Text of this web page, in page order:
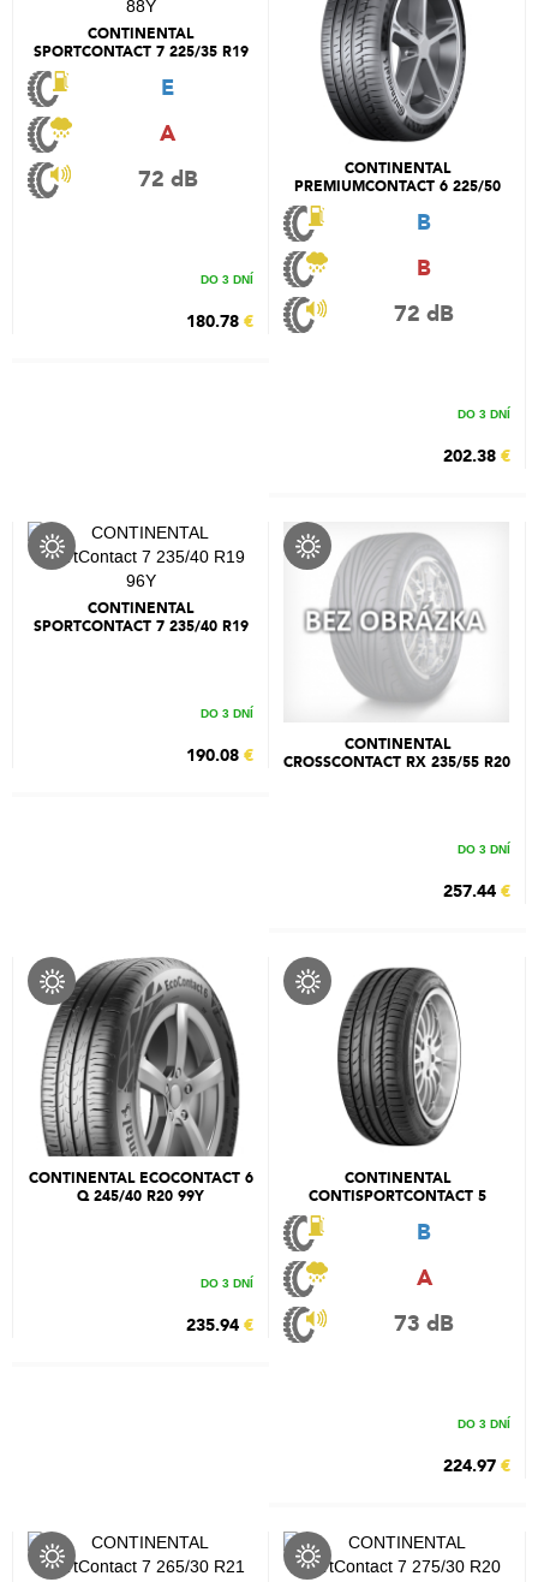
CONTINENTAL
SPORTCONTACT 7 225/35 R19
E
A
72 dB
DO 3 DNÍ
180.78 €
CONTINENTAL
PREMIUMCONTACT 6 225/50
B
B
72 dB
DO 3 DNÍ
202.38 €
CONTINENTAL
SPORTCONTACT 7 235/40 R19
DO 3 DNÍ
190.08 €
CONTINENTAL
CROSSCONTACT RX 235/55 R20
DO 3 DNÍ
257.44 €
CONTINENTAL ECOCONTACT 6
Q 245/40 R20 99Y
DO 3 DNÍ
235.94 €
CONTINENTAL
CONTISPORTCONTACT 5
B
A
73 dB
DO 3 DNÍ
224.97 €